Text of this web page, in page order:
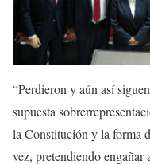
“Perdieron y aún así
supuesta
la Constitución y la forma
vez, pretendiendo engañar